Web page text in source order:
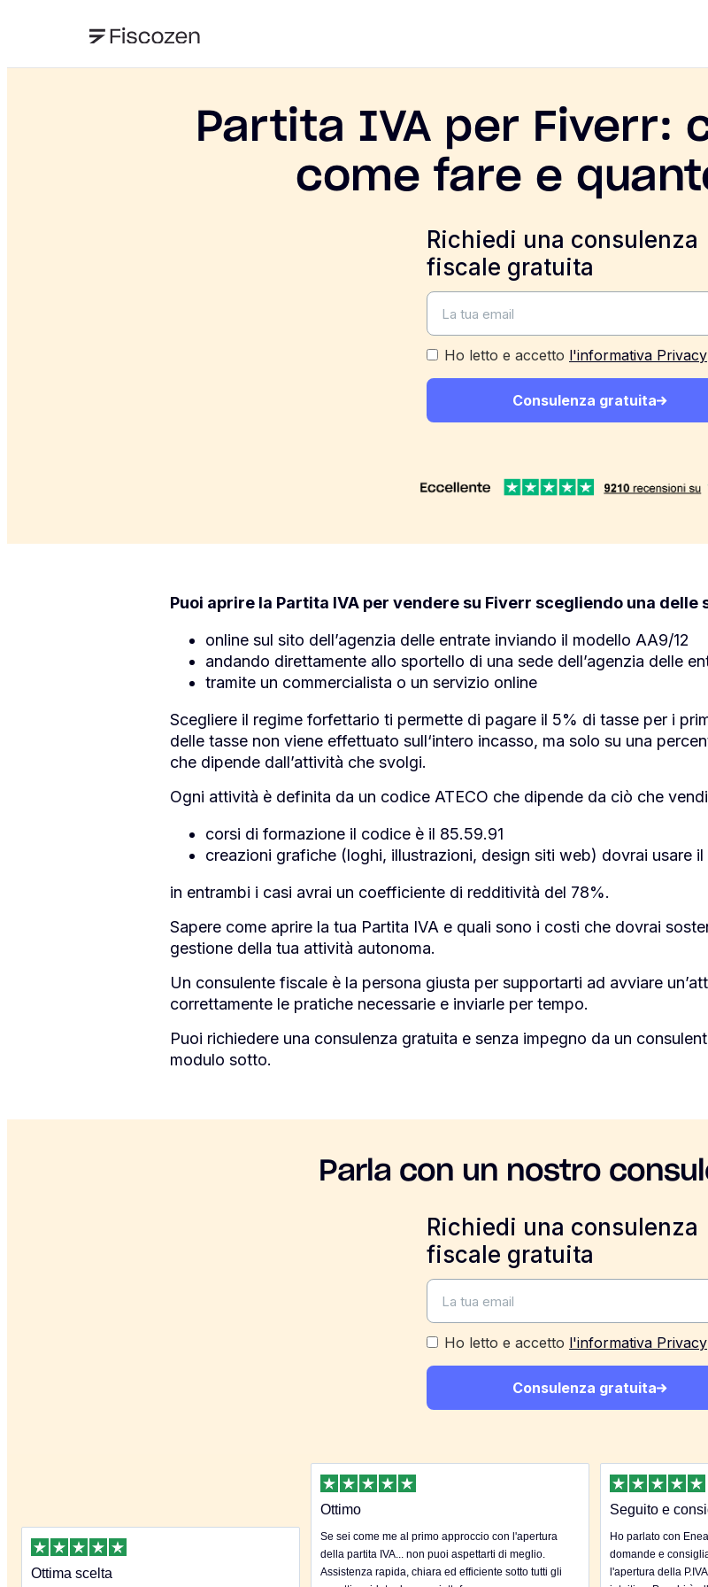
Partita IVA per Fiverr:
come fare e
Richiedi una consulenza
fiscale gratuita
Ho letto e accetto l'informativa Privacy
Consulenza gratuita
Puoi aprire la Partita IVA per vendere su Fiverr scegliendo una
online sul sito dell’agenzia delle entrate inviando il modello AA9/12
andando direttamente allo sportello di una sede dell’agenzia delle
tramite un commercialista o un servizio online
Scegliere il regime forfettario ti permette di pagare il 5% di tasse per i
delle tasse non viene effettuato sull‘intero incasso, ma solo su una
che dipende dall’attività che svolgi.
Ogni attività è definita da un codice ATECO che dipende da ciò che
corsi di formazione il codice è il 85.59.91
creazioni grafiche (loghi, illustrazioni, design siti web) dovrai usare il
in entrambi i casi avrai un coefficiente di redditività del 78%.
Sapere come aprire la tua Partita IVA e quali sono i costi che dovrai
gestione della tua attività autonoma.
Un consulente fiscale è la persona giusta per supportarti ad avviare
correttamente le pratiche necessarie e inviarle per tempo.
Puoi richiedere una consulenza gratuita e senza impegno da un
modulo sotto.
Parla con un nostro
Richiedi una consulenza
fiscale gratuita
Ho letto e accetto l'informativa Privacy
Consulenza gratuita
Ottima scelta
Ottimo
Se sei come me al primo approccio con l'apertura
della partita IVA... non puoi aspettarti di meglio.
Assistenza rapida, chiara ed efficiente sotto tutti gli
Seguito e
Ho parlato con
domande e
l'apertura della